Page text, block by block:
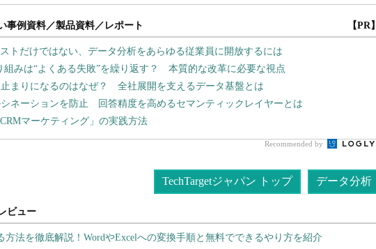
事例資料／製品資料／レポート 【PR】
トだけではない、データ分析をあらゆる従業員に開放するには
組みは“よくある失敗”を繰り返す？ 本質的な改革に必要な視点
まりになるのはなぜ？ 全社展開を支えるデータ基盤とは
ネーションを防止 回答精度を高めるセマンティックレイヤーとは
マーケティング」の実践方法
Recommended by
TechTargetジャパン トップ データ分析
方法を徹底解説！WordやExcelへの変換手順と無料でできるやり方を紹介